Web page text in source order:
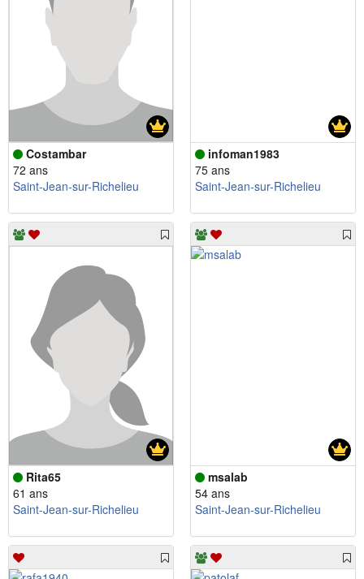
Costambar
72 ans
Saint-Jean-sur-Richelieu
infoman1983
75 ans
Saint-Jean-sur-Richelieu
Rita65
61 ans
Saint-Jean-sur-Richelieu
msalab
54 ans
Saint-Jean-sur-Richelieu